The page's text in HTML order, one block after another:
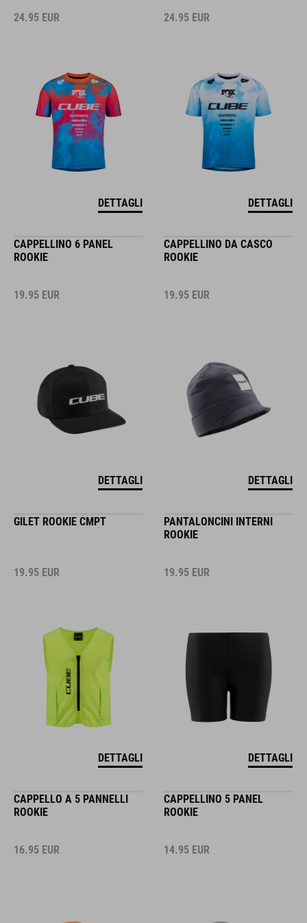
24.95 EUR
DETTAGLI
24.95 EUR
DETTAGLI
CAPPELLINO 6 PANEL
ROOKIE
19.95 EUR
DETTAGLI
CAPPELLINO DA CASCO
ROOKIE
19.95 EUR
DETTAGLI
GILET ROOKIE CMPT
19.95 EUR
DETTAGLI
PANTALONCINI INTERNI
ROOKIE
19.95 EUR
DETTAGLI
CAPPELLO A 5 PANNELLI
ROOKIE
16.95 EUR
CAPPELLINO 5 PANEL
ROOKIE
14.95 EUR